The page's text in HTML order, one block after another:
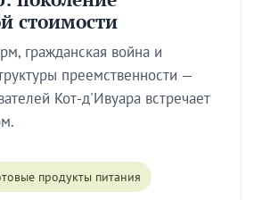
стоимости
гражданская война и
преемственности —
Кот-д'Ивуара встречает
продукты питания
основателей и аналитика
рынкам.
Подписаться